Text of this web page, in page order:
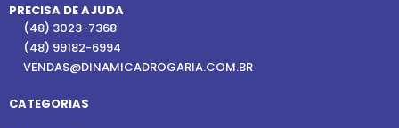
PRECISA DE AJUDA
(48) 3023-7368
(48) 99182-6994
VENDAS@DINAMICADROGARIA.COM.BR
CATEGORIAS